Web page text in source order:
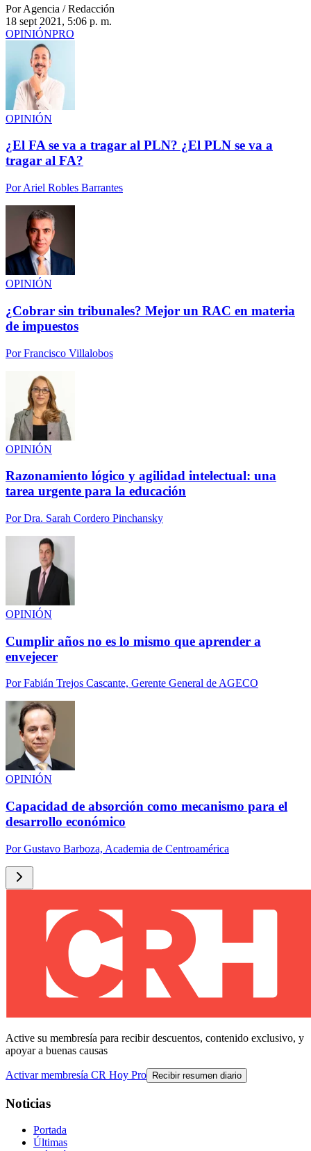
Por Agencia / Redacción
18 sept 2021, 5:06 p. m.
OPINIÓNPRO
OPINIÓN
¿El FA se va a tragar al PLN? ¿El PLN se va a
tragar al FA?
PorAriel Robles Barrantes
OPINIÓN
¿Cobrar sin tribunales? Mejor un RAC en materia
de impuestos
PorFrancisco Villalobos
OPINIÓN
Razonamiento lógico y agilidad intelectual: una
tarea urgente para la educación
PorDra. Sarah Cordero Pinchansky
OPINIÓN
Cumplir años no es lo mismo que aprender a
envejecer
PorFabián Trejos Cascante, Gerente General de AGECO
OPINIÓN
Capacidad de absorción como mecanismo para el
desarrollo económico
PorGustavo Barboza, Academia de Centroamérica
Active su membresía para recibir descuentos, contenido exclusivo, y
apoyar a buenas causas
Activar membresía CR Hoy Pro Recibir resumen diario
Noticias
Portada
Últimas